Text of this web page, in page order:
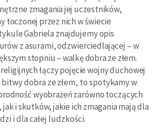
zmagania jej uczestników,
toczonej przez nich w świecie
Gabriela znajdujemy opis
z asurami, odzwierciedlającej – w
stopniu – walkę dobra ze złem.
łączy pojęcie wojny duchowej
dobra ze złem, to spotykamy w
wyobrażeń zarówno toczących
i skutków, jakie ich zmagania majądla
i dla całej ludzkości.